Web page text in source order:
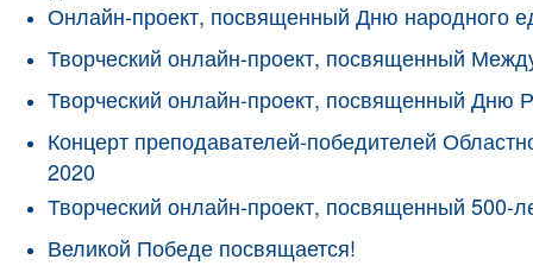
Онлайн-проект, посвященный Дню народного
Творческий онлайн-проект, посвященный
Творческий онлайн-проект, посвященный Дню
Концерт преподавателей-победителей
2020
Творческий онлайн-проект, посвященный 500-
Великой Победе посвящается!